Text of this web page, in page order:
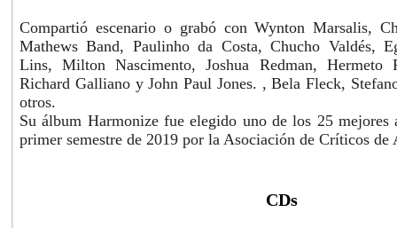
Compartió escenario o grabó con Wynton Marsalis,
Mathews Band, Paulinho da Costa, Chucho Valdés,
Lins, Milton Nascimento, Joshua Redman, Hermeto
Richard Galliano y John Paul Jones. , Bela Fleck,
otros.
Su álbum Harmonize fue elegido uno de los 25 mejores
primer semestre de 2019 por la Asociación de Críticos de
CDs